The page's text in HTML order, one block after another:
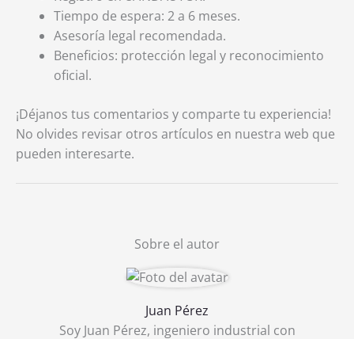
Tiempo de espera: 2 a 6 meses.
Asesoría legal recomendada.
Beneficios: protección legal y reconocimiento
oficial.
¡Déjanos tus comentarios y comparte tu experiencia!
No olvides revisar otros artículos en nuestra web que
pueden interesarte.
Sobre el autor
Juan Pérez
Soy Juan Pérez, ingeniero industrial con